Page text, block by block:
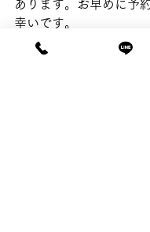
あります。お早めに予
幸いです。
※1/5まで正月休みとさ